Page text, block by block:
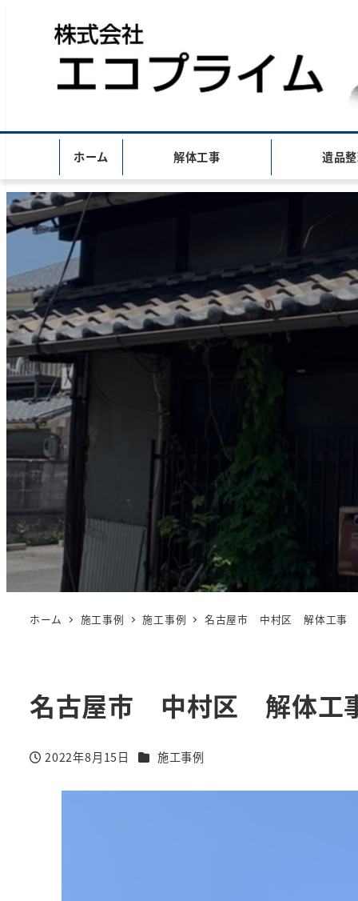
ホーム 解体工事 遺品
ホーム 施工事例 施工事例 名古屋市 中村区 解体工事
名古屋市 中村区 解体工
投稿日
2022年8月15日 カテゴリー
施工事例